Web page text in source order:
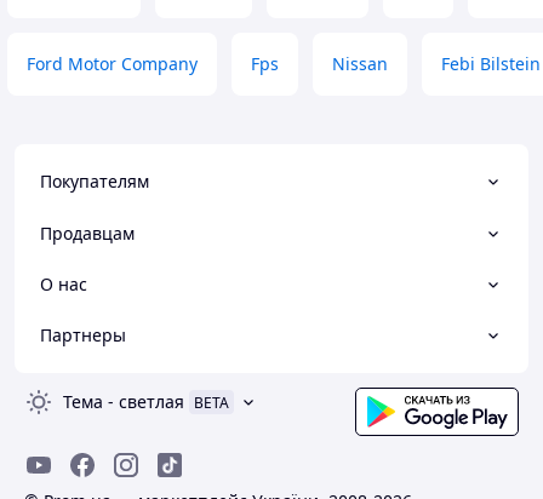
Ford Motor Company Fps Nissan Febi Bilstein
Покупателям
Продавцам
О нас
Партнеры
Тема - светлая BETA